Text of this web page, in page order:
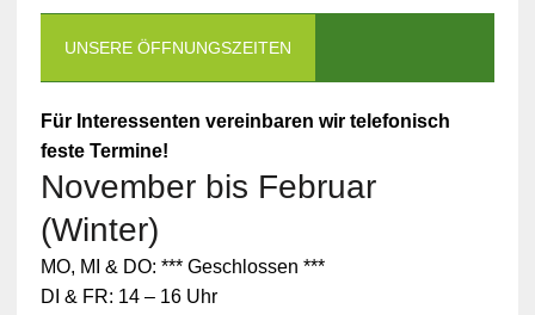
UNSERE ÖFFNUNGSZEITEN
Für Interessenten vereinbaren wir telefonisch
feste Termine!
November bis Februar
(Winter)
MO, MI & DO: *** Geschlossen ***
DI & FR: 14 – 16 Uhr